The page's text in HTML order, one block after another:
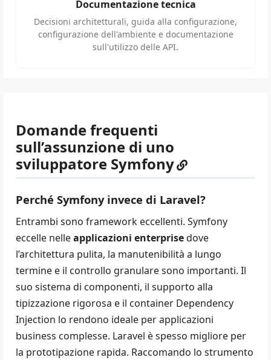
Documentazione tecnica
Decisioni architetturali, guida alla configurazione,
configurazione dell'ambiente e documentazione
sull'utilizzo delle API.
Domande frequenti
sull’assunzione di uno
sviluppatore Symfony
Perché Symfony invece di Laravel?
Entrambi sono framework eccellenti. Symfony
eccelle nelleapplicazioni enterprisedove
l’architettura pulita, la manutenibilità a lungo
termine e il controllo granulare sono importanti. Il
suo sistema di componenti, il supporto alla
tipizzazione rigorosa e il container Dependency
Injection lo rendono ideale per applicazioni
business complesse. Laravel è spesso migliore per
la prototipazione rapida. Raccomando lo strumento